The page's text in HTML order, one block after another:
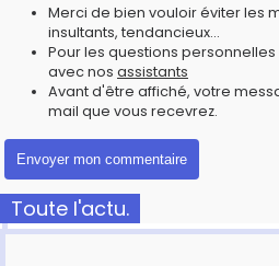
Merci de bien vouloir éviter les
insultants, tendancieux...
Pour les questions
avec nos assistants
Avant d'être affiché, votre
mail que vous recevrez.
Toute l'actu.